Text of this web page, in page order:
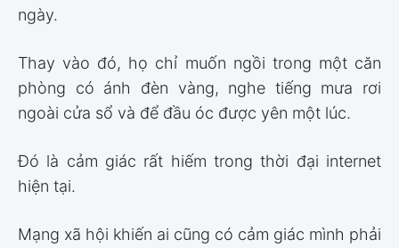
ngày.
Thay vào đó, họ chỉ muốn ngồi trong một căn
phòng có ánh đèn vàng, nghe tiếng mưa rơi
ngoài cửa sổ và để đầu óc được yên một lúc.
Đó là cảm giác rất hiếm trong thời đại internet
hiện tại.
Mạng xã hội khiến ai cũng có cảm giác mình phải